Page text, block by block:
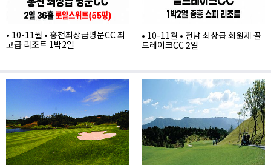
• 10-11월 • 홍천최상급명문CC 최
고급 리조트 1박2일
740,000
• 10-11월 • 전남 최상급 회원제 골
드레이크CC 2일
345,000